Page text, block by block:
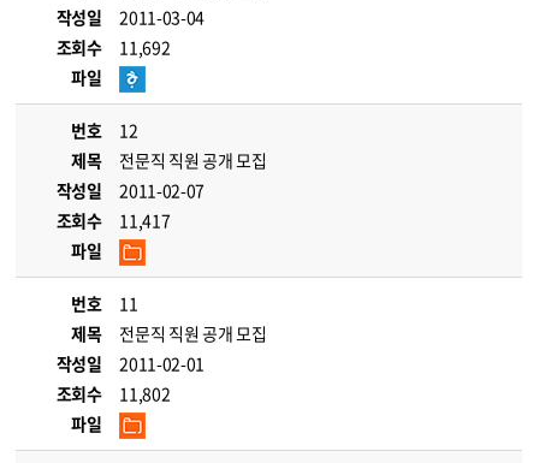
작성일
2011-03-04
조회수
11,692
파일
번호
12
제목
전문직 직원 공개 모집
작성일
2011-02-07
조회수
11,417
파일
번호
11
제목
전문직 직원 공개 모집
작성일
2011-02-01
조회수
11,802
파일